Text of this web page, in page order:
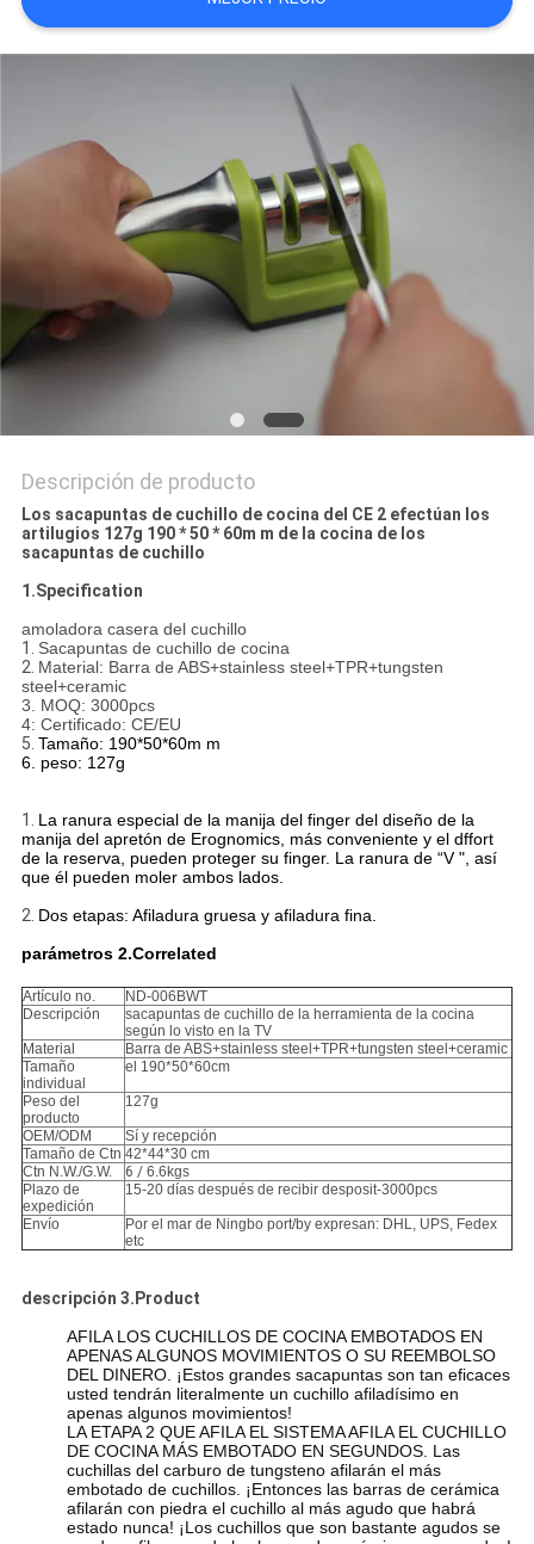
CASOS
DE
SOLICITAR
CITA
MAPA
DEL
SITIO
PRIVACY
POLICY
Descripción de producto
Los sacapuntas de cuchillo de cocina del CE 2 efectúan los
artilugios 127g 190 * 50 * 60m m de la cocina de los
sacapuntas de cuchillo
1.Specification
amoladora casera del cuchillo
1. Sacapuntas de cuchillo de cocina
2. Material: Barra de ABS+stainless steel+TPR+tungsten
steel+ceramic
3. MOQ: 3000pcs
4: Certificado: CE/EU
5. Tamaño: 190*50*60m m
6. peso: 127g
1. La ranura especial de la manija del finger del diseño de la
manija del apretón de Erognomics, más conveniente y el dffort
de la reserva, pueden proteger su finger. La ranura de “V ", así
que él pueden moler ambos lados.
2. Dos etapas: Afiladura gruesa y afiladura fina.
parámetros 2.Correlated
Artículo no.
ND-006BWT
Descripción
sacapuntas de cuchillo de la herramienta de la cocina
según lo visto en la TV
Material
Barra de ABS+stainless steel+TPR+tungsten steel+ceramic
Tamaño
individual
el 190*50*60cm
Peso del
producto
127g
OEM/ODM
Sí y recepción
Tamaño de Ctn 42*44*30 cm
Ctn N.W./G.W.
6 / 6.6kgs
Plazo de
expedición
15-20 días después de recibir desposit-3000pcs
Envío
Por el mar de Ningbo port/by expresan: DHL, UPS, Fedex
etc
descripción 3.Product
AFILA LOS CUCHILLOS DE COCINA EMBOTADOS EN
APENAS ALGUNOS MOVIMIENTOS O SU REEMBOLSO
DEL DINERO. ¡Estos grandes sacapuntas son tan eficaces
usted tendrán literalmente un cuchillo afiladísimo en
apenas algunos movimientos!
LA ETAPA 2 QUE AFILA EL SISTEMA AFILA EL CUCHILLO
DE COCINA MÁS EMBOTADO EN SEGUNDOS. Las
cuchillas del carburo de tungsteno afilarán el más
embotado de cuchillos. ¡Entonces las barras de cerámica
afilarán con piedra el cuchillo al más agudo que habrá
estado nunca! ¡Los cuchillos que son bastante agudos se